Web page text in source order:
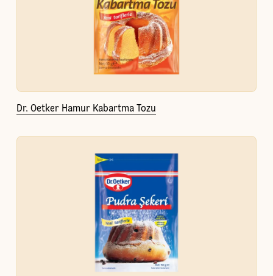
Dr. Oetker Hamur Kabartma Tozu